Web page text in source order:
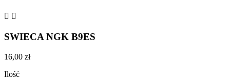
 
SWIECA NGK B9ES
16,00 zł
Ilość